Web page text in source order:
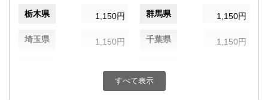
栃木県 1,150円 群馬県 1,150円
埼玉県 1,150円 千葉県 1,150円
1,150円 富山県
すべて表示